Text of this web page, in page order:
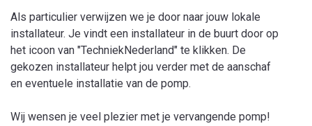
Als particulier verwijzen we je door naar jouw lokale
installateur. Je vindt een installateur in de buurt door op
het icoon van "TechniekNederland" te klikken. De
gekozen installateur helpt jou verder met de aanschaf
en eventuele installatie van de pomp.
Wij wensen je veel plezier met je vervangende pomp!